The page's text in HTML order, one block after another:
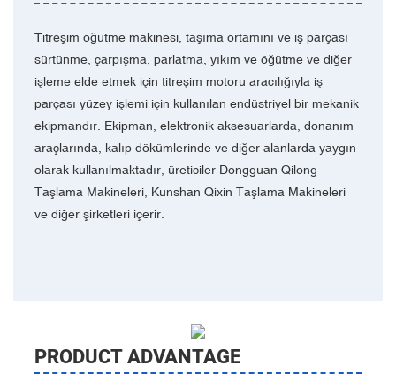
Titreşim öğütme makinesi, taşıma ortamını ve iş parçası
sürtünme, çarpışma, parlatma, yıkım ve öğütme ve diğer
işleme elde etmek için titreşim motoru aracılığıyla iş
parçası yüzey işlemi için kullanılan endüstriyel bir mekanik
ekipmandır. Ekipman, elektronik aksesuarlarda, donanım
araçlarında, kalıp dökümlerinde ve diğer alanlarda yaygın
olarak kullanılmaktadır, üreticiler Dongguan Qilong
Taşlama Makineleri, Kunshan Qixin Taşlama Makineleri
ve diğer şirketleri içerir.
PRODUCT ADVANTAGE